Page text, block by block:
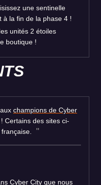
une sentinelle
à la fin de la phase 4 !
unités 2 étoiles
boutique !
champions de Cyber
Certains des sites ci-
Cyber City que nous